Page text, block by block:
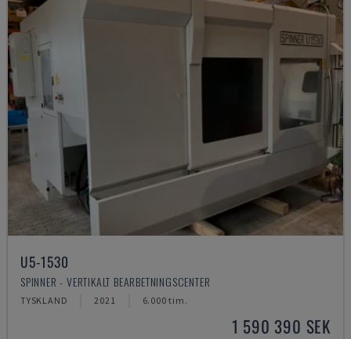
U5-1530
SPINNER - VERTIKALT BEARBETNINGSCENTER
TYSKLAND 2021 6.000 tim.
1 590 390 SEK